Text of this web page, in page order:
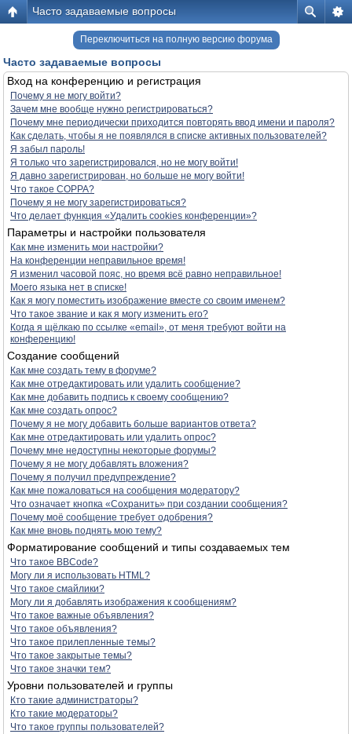
Часто задаваемые вопросы
Переключиться на полную версию форума
Часто задаваемые вопросы
Вход на конференцию и регистрация
Почему я не могу войти?
Зачем мне вообще нужно регистрироваться?
Почему мне периодически приходится повторять ввод имени и пароля?
Как сделать, чтобы я не появлялся в списке активных пользователей?
Я забыл пароль!
Я только что зарегистрировался, но не могу войти!
Я давно зарегистрирован, но больше не могу войти!
Что такое COPPA?
Почему я не могу зарегистрироваться?
Что делает функция «Удалить cookies конференции»?
Параметры и настройки пользователя
Как мне изменить мои настройки?
На конференции неправильное время!
Я изменил часовой пояс, но время всё равно неправильное!
Моего языка нет в списке!
Как я могу поместить изображение вместе со своим именем?
Что такое звание и как я могу изменить его?
Когда я щёлкаю по ссылке «email», от меня требуют войти на
конференцию!
Создание сообщений
Как мне создать тему в форуме?
Как мне отредактировать или удалить сообщение?
Как мне добавить подпись к своему сообщению?
Как мне создать опрос?
Почему я не могу добавить больше вариантов ответа?
Как мне отредактировать или удалить опрос?
Почему мне недоступны некоторые форумы?
Почему я не могу добавлять вложения?
Почему я получил предупреждение?
Как мне пожаловаться на сообщения модератору?
Что означает кнопка «Сохранить» при создании сообщения?
Почему моё сообщение требует одобрения?
Как мне вновь поднять мою тему?
Форматирование сообщений и типы создаваемых тем
Что такое BBCode?
Могу ли я использовать HTML?
Что такое смайлики?
Могу ли я добавлять изображения к сообщениям?
Что такое важные объявления?
Что такое объявления?
Что такое прилепленные темы?
Что такое закрытые темы?
Что такое значки тем?
Уровни пользователей и группы
Кто такие администраторы?
Кто такие модераторы?
Что такое группы пользователей?